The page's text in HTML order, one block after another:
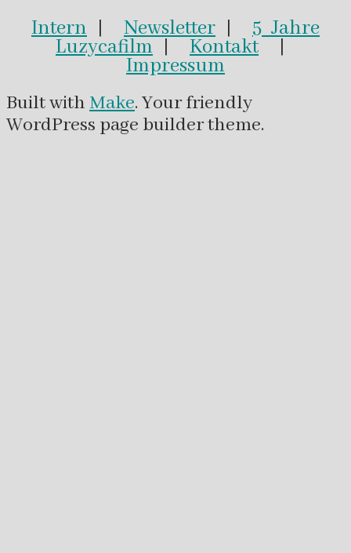
Intern | Newsletter | 5 Jahre
Luzycafilm | Kontakt|
Impressum
Built withMake. Your friendly
WordPress page builder theme.